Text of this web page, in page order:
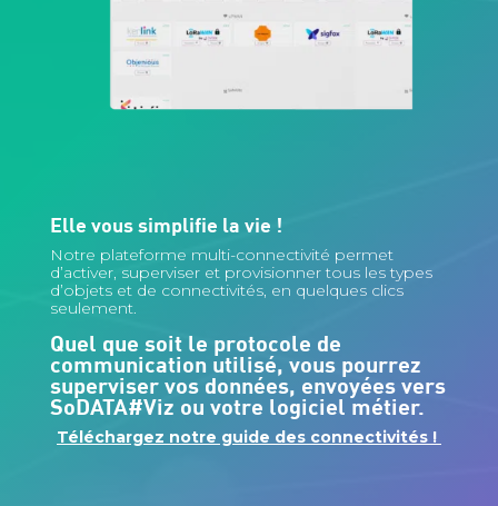
Elle vous simplifie la vie !
Notre plateforme multi-connectivité permet
d’activer, superviser et provisionner tous les types
d’objets et de connectivités, en quelques clics
seulement.
Quel que soit le protocole de
communication utilisé, vous pourrez
superviser vos données, envoyées vers
SoDATA#Viz ou votre logiciel métier.
Téléchargez notre guide des connectivités !